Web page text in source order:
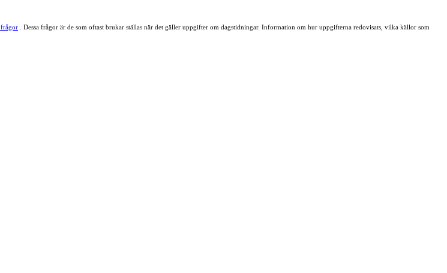
frågor . Dessa frågor är de som oftast brukar ställas när det gäller uppgifter om dagstidningar. Information om hur uppgifterna redovisats, vilka källor som